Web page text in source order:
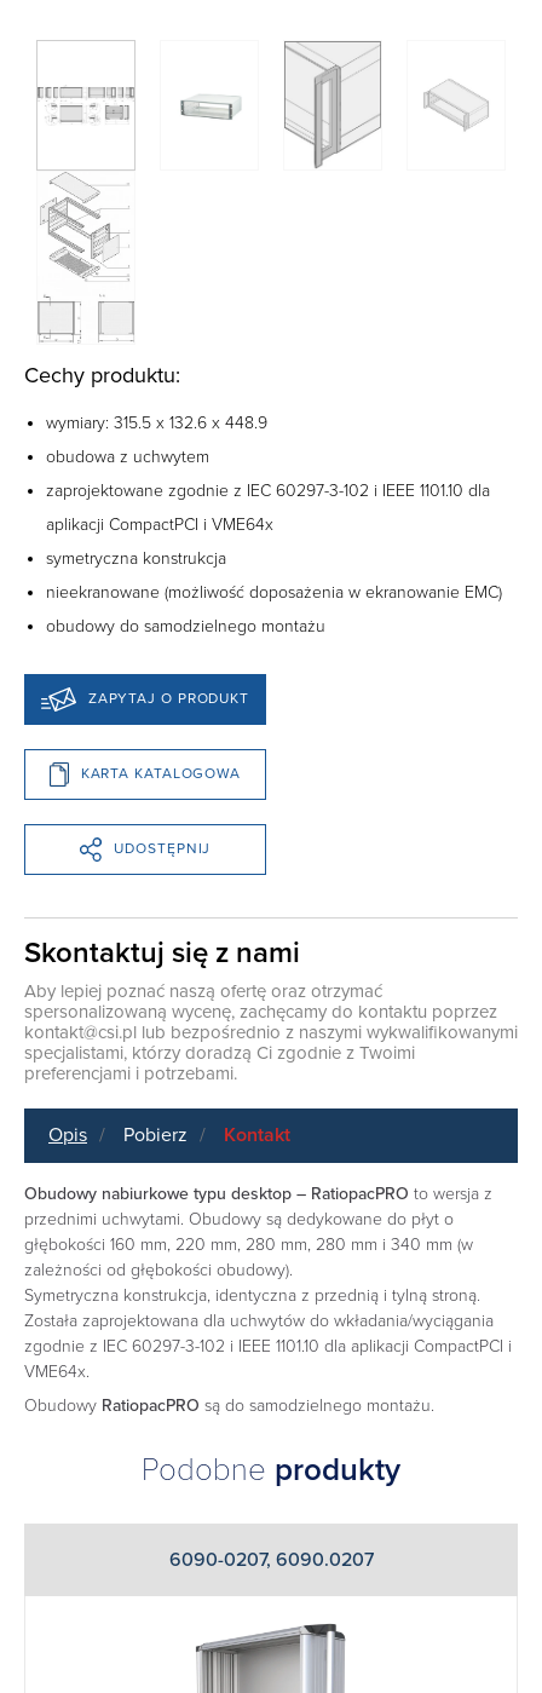
Cechy produktu:
wymiary: 315.5 x 132.6 x 448.9
obudowa z uchwytem
zaprojektowane zgodnie z IEC 60297-3-102 i IEEE 1101.10 dla
aplikacji CompactPCI i VME64x
symetryczna konstrukcja
nieekranowane (możliwość doposażenia w ekranowanie EMC)
obudowy do samodzielnego montażu
ZAPYTAJ O PRODUKT
KARTA KATALOGOWA
UDOSTĘPNIJ
Skontaktuj się z nami
Aby lepiej poznać naszą ofertę oraz otrzymać
spersonalizowaną wycenę, zachęcamy do kontaktu poprzez
kontakt@csi.pl lub bezpośrednio z naszymi wykwalifikowanymi
specjalistami, którzy doradzą Ci zgodnie z Twoimi
preferencjami i potrzebami.
Opis Pobierz Kontakt
Obudowy nabiurkowe typu desktop – RatiopacPRO to wersja z
przednimi uchwytami. Obudowy są dedykowane do płyt o
głębokości 160 mm, 220 mm, 280 mm, 280 mm i 340 mm (w
zależności od głębokości obudowy).
Symetryczna konstrukcja, identyczna z przednią i tylną stroną.
Została zaprojektowana dla uchwytów do wkładania/wyciągania
zgodnie z IEC 60297-3-102 i IEEE 1101.10 dla aplikacji CompactPCI i
VME64x.
Obudowy RatiopacPRO są do samodzielnego montażu.
Podobne produkty
6090-0207, 6090.0207